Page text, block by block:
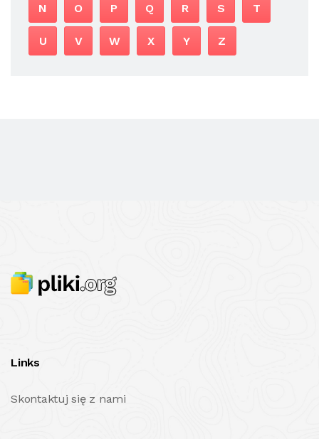
N O P Q R S T
U V W X Y Z
Links
Skontaktuj się z nami